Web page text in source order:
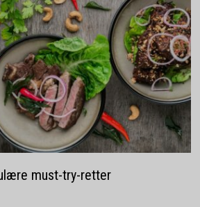
must-try-retter